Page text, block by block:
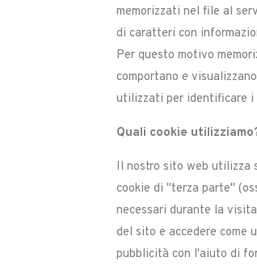
memorizzati nel file al
di caratteri con
Per questo motivo
comportano e
utilizzati per identificare i
Quali cookie
Il nostro sito web utilizza
cookie di "terza parte"
necessari durante la
del sito e accedere come
pubblicità con l'aiuto di